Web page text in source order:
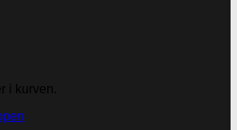
i kurven.